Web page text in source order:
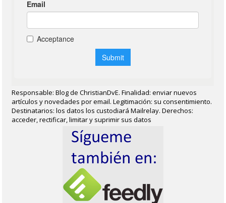
Responsable: Blog de ChristianDvE. Finalidad: enviar nuevos
artículos y novedades por email. Legitimación: su consentimiento.
Destinatarios: los datos los custodiará Mailrelay. Derechos:
acceder, rectificar, limitar y suprimir sus datos